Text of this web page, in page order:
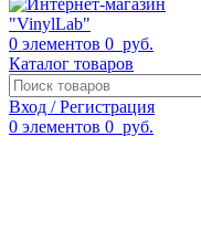
0 элементов 0 руб.
Каталог товаров
Вход / Регистрация
0 элементов 0 руб.